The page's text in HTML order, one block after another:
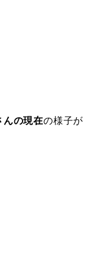
んの現在の様子が